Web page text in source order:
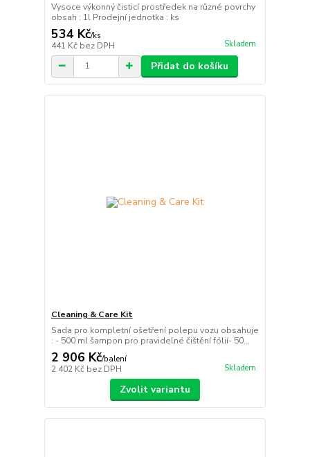
Vysoce výkonný čisticí prostředek na různé povrchy
obsah : 1l Prodejní jednotka : ks
534 Kč/ks
441 Kč bez DPH Skladem
Přidat do košíku
Cleaning & Care Kit
Sada pro kompletní ošetření polepu vozu obsahuje
: - 500 ml šampon pro pravidelné čištění fólií- 50...
2 906 Kč/balení
2 402 Kč bez DPH Skladem
Zvolit variantu